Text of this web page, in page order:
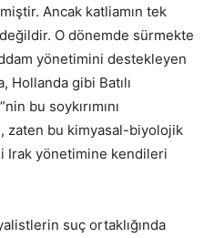
Ancak katliamın tek
O dönemde sürmekte
yönetimini destekleyen
Hollanda gibi Batılı
bu soykırımını
zaten bu kimyasal-biyolojik
Irak yönetimine kendileri
suç ortaklığında